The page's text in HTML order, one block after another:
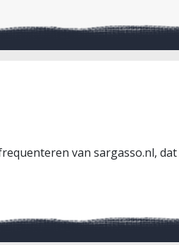
van sargasso.nl,